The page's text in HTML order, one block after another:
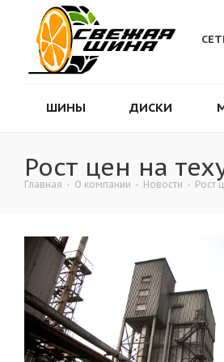
ШИНЫ ДИСКИ
Рост цен на
Главная - О компании - Новости - Рост